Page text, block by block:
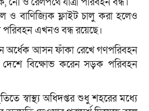
ও বাণিজ্যিক ফ্লাইট চালু করা হলেও
পরিবহন এখনও বন্ধ রয়েছে।
অর্ধেক আসন ফাঁকা রেখে গণপরিবহন
দেশে বিক্ষোভ করেন সড়ক পরিবহন
স্বাস্থ্য অধিদপ্তর শুধু শহরের মধ্যে